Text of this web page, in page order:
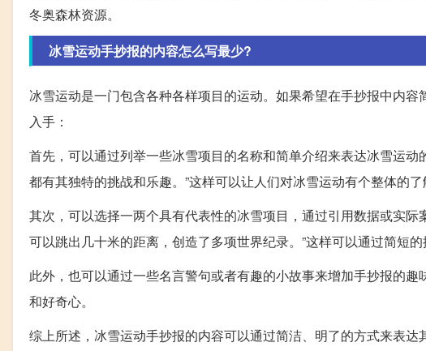
冬奥森林资源。
冰雪运动手抄报的内容怎么写最少?
冰雪运动是一门包含各种各样项目的运动。如果希望在手抄报中内
入手：
首先，可以通过列举一些冰雪项目的名称和简单介绍来表达冰雪运
都有其独特的挑战和乐趣。”这样可以让人们对冰雪运动有个整体的了
其次，可以选择一两个具有代表性的冰雪项目，通过引用数据或实
可以跳出几十米的距离，创造了多项世界纪录。”这样可以通过简短的
此外，也可以通过一些名言警句或者有趣的小故事来增加手抄报的
和好奇心。
综上所述，冰雪运动手抄报的内容可以通过简洁、明了的方式来表